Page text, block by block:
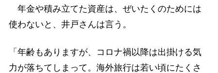
年金や積み立てた資産は、ぜいたくのためには
使わないと、井戸さんは言う。
「年齢もありますが、コロナ禍以降は出掛ける気
力が落ちてしまって。海外旅行は若い頃にたくさ